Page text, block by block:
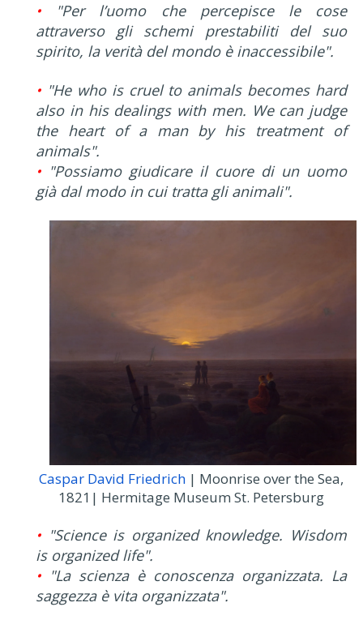
• "Per l’uomo che percepisce le cose
attraverso gli schemi prestabiliti del suo
spirito, la verità del mondo è inaccessibile".
• "He who is cruel to animals becomes hard
also in his dealings with men. We can judge
the heart of a man by his treatment of
animals".
• "Possiamo giudicare il cuore di un uomo
già dal modo in cui tratta gli animali".
Caspar David Friedrich | Moonrise over the Sea,
1821| Hermitage Museum St. Petersburg
• "Science is organized knowledge. Wisdom
is organized life".
• "La scienza è conoscenza organizzata. La
saggezza è vita organizzata".